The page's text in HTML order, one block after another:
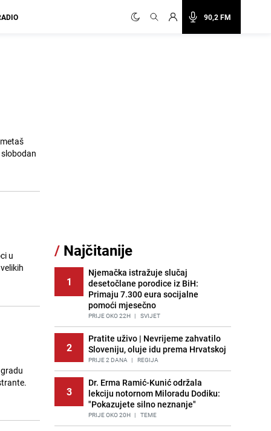
90,2 FM
u
/ Najčitanije
1
Njemačka istražuje slučaj
desetočlane porodice iz BiH:
Primaju 7.300 eura socijalne
pomoći mjesečno
PRIJE OKO 22H | SVIJET
2
Pratite uživo | Nevrijeme zahvatilo
Sloveniju, oluje idu prema Hrvatskoj
PRIJE 2 DANA | REGIJA
3
Dr. Erma Ramić-Kunić održala
lekciju notornom Miloradu Dodiku:
"Pokazujete silno neznanje"
PRIJE OKO 20H | TEME